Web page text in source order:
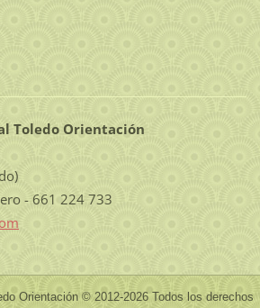
Toledo Orientación
- 661 224 733
Orientación © 2012-2026 Todos los derechos